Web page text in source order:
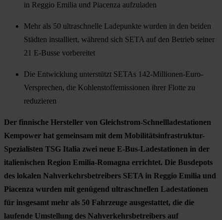
in Reggio Emilia und Piacenza aufzuladen
Mehr als 50 ultraschnelle Ladepunkte wurden in den beiden
Städten installiert, während sich SETA auf den Betrieb seiner
21 E-Busse vorbereitet
Die Entwicklung unterstützt SETAs 142-Millionen-Euro-
Versprechen, die Kohlenstoffemissionen ihrer Flotte zu
reduzieren
Der finnische Hersteller von Gleichstrom-Schnellladestationen
Kempower hat gemeinsam mit dem Mobilitätsinfrastruktur-
Spezialisten TSG Italia zwei neue E-Bus-Ladestationen in der
italienischen Region Emilia-Romagna errichtet. Die Busdepots
des lokalen Nahverkehrsbetreibers SETA in Reggio Emilia und
Piacenza wurden mit genügend ultraschnellen Ladestationen
für insgesamt mehr als 50 Fahrzeuge ausgestattet, die die
laufende Umstellung des Nahverkehrsbetreibers auf